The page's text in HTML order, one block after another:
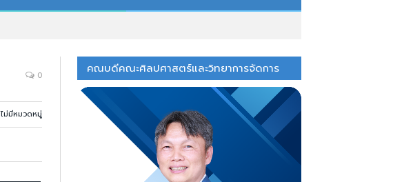
0
ไม่มีหมวดหมู่
คณบดีคณะศิลปศาสตร์และวิทยาการจัดการ